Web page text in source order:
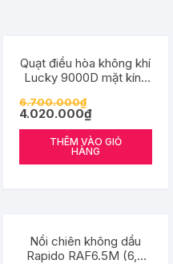
Quạt điều hòa không khí
Lucky 9000D mặt kính
cảm ứng và điều khiểm
từ xa
6.700.000₫
4.020.000₫
THÊM VÀO GIỎ
HÀNG
Nồi chiên không dầu
Rapido RAF6.5M (6,5